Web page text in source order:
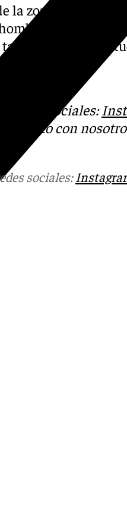
la zona han
merodeaba
a una
redes sociales:
con
sociales: